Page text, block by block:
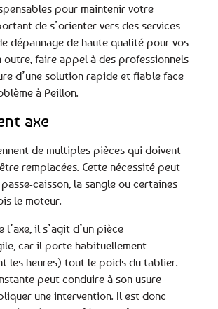
pour maintenir votre
de s’orienter vers des services
dépannage de haute qualité pour vos
outre, faire appel à des professionnels
d’une solution rapide et fiable face
à Peillon.
axe
de multiples pièces qui doivent
remplacées. Cette nécessité peut
caisson, la sangle ou certaines
le moteur.
l’axe, il s’agit d’un pièce
car il porte habituellement
les heures) tout le poids du tablier.
peut conduire à son usure
une intervention. Il est donc